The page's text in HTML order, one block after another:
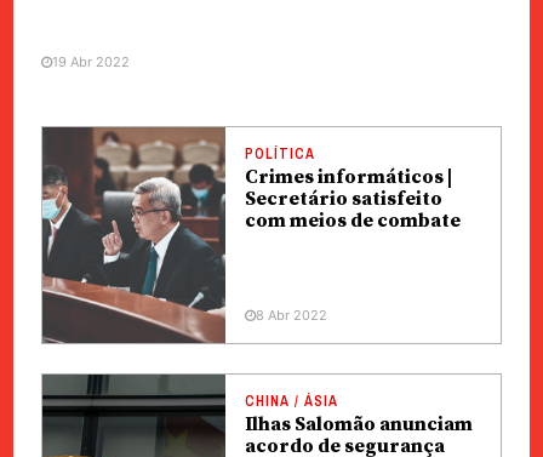
19 Abr 2022
POLÍTICA
Crimes informáticos |
Secretário satisfeito
com meios de combate
8 Abr 2022
CHINA / ÁSIA
Ilhas Salomão anunciam
acordo de segurança